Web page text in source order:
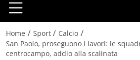
Home / Sport / Calcio /
San Paolo, proseguono i lavori: le
centrocampo, addio alla scalinata